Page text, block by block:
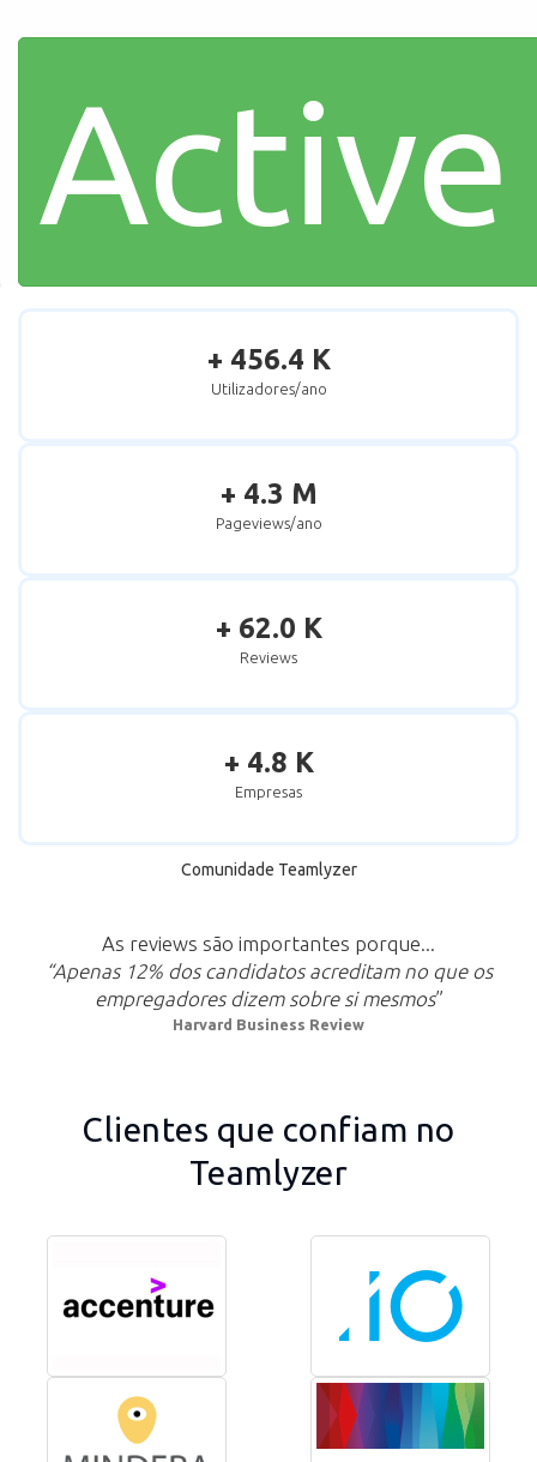
+ 456.4 K
Utilizadores/ano
+ 4.3 M
Pageviews/ano
+ 62.0 K
Reviews
+ 4.8 K
Empresas
Comunidade Teamlyzer
As reviews são importantes porque...
“Apenas 12% dos candidatos acreditam no que os
empregadores dizem sobre si mesmos”
Harvard Business Review
Clientes que confiam no
Teamlyzer